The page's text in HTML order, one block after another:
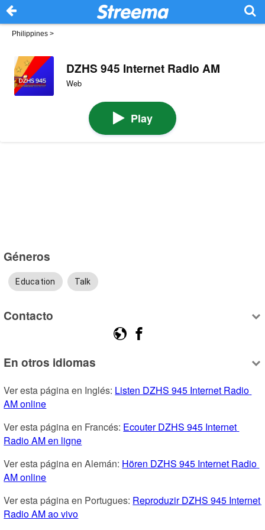
Philippines >
DZHS 945 Internet Radio AM
Web
Play
Géneros
Education Talk
Contacto
En otros idiomas
Ver esta página en Inglés: Listen DZHS 945 Internet Radio
AM online
Ver esta página en Francés: Ecouter DZHS 945 Internet
Radio AM en ligne
Ver esta página en Alemán: Hören DZHS 945 Internet Radio
AM online
Ver esta página en Portugues: Reproduzir DZHS 945 Internet
Radio AM ao vivo